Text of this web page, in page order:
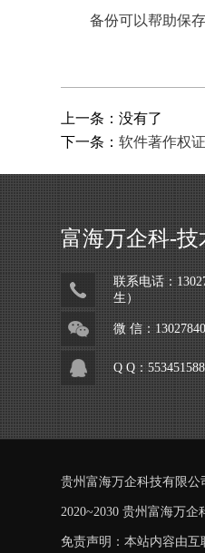
备份可以帮助保
上一条：没有了
下一条：软件著作权
富海万企科-技
联系电话：
生）
微 信：
Q Q：
贵州富海万企科技有限公
2020~2030 贵州富海万
免责声明：本站内容由互